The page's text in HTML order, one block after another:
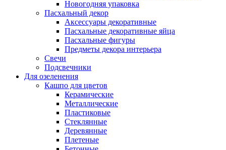
Новогодняя упаковка
Пасхальный декор
Аксессуары декоративные
Пасхальные декоративные яйца
Пасхальные фигуры
Предметы декора интерьера
Свечи
Подсвечники
Для озеленения
Кашпо для цветов
Керамические
Металлические
Пластиковые
Стеклянные
Деревянные
Плетеные